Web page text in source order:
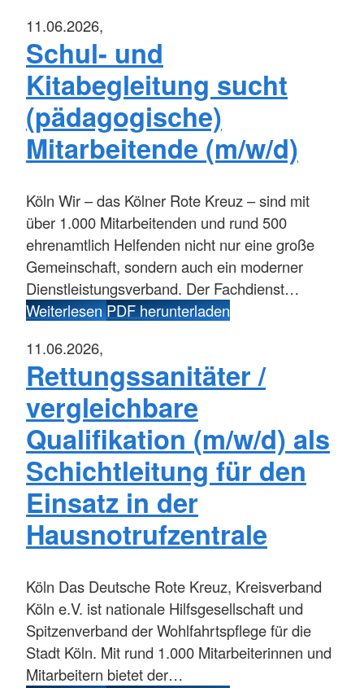
11.06.2026,
Schul- und
Kitabegleitung sucht
(pädagogische)
Mitarbeitende (m/w/d)
Köln Wir – das Kölner Rote Kreuz – sind mit
über 1.000 Mitarbeitenden und rund 500
ehrenamtlich Helfenden nicht nur eine große
Gemeinschaft, sondern auch ein moderner
Dienstleistungsverband. Der Fachdienst…
WeiterlesenPDF herunterladen
11.06.2026,
Rettungssanitäter /
vergleichbare
Qualifikation (m/w/d) als
Schichtleitung für den
Einsatz in der
Hausnotrufzentrale
Köln Das Deutsche Rote Kreuz, Kreisverband
Köln e.V. ist nationale Hilfsgesellschaft und
Spitzenverband der Wohlfahrtspflege für die
Stadt Köln. Mit rund 1.000 Mitarbeiterinnen und
Mitarbeitern bietet der…